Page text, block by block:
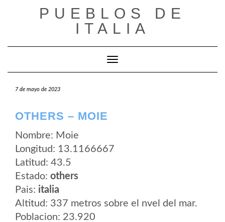
PUEBLOS DE
ITALIA
Cambiar modo de navegación
7 de mayo de 2023
OTHERS – MOIE
Nombre: Moie
Longitud: 13.1166667
Latitud: 43.5
Estado: others
Pais: italia
Altitud: 337 metros sobre el nvel del mar.
Poblacion: 23.920